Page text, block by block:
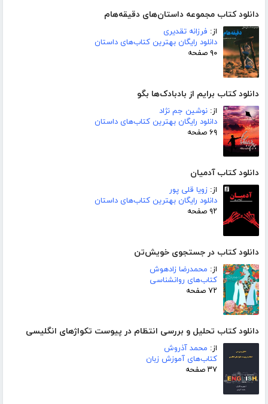
دانلود کتاب مجموعه داستان‌های دقیقه‌هام
از: فرزانه تقدیری
دانلود رایگان بهترین کتاب‌های داستان
۹۰ صفحه
دانلود کتاب برایم از بادبادک‌ها بگو
از: نوشین جم نژاد
دانلود رایگان بهترین کتاب‌های داستان
۶۹ صفحه
دانلود کتاب آدمیان
از: زویا قلی پور
دانلود رایگان بهترین کتاب‌های داستان
۹۲ صفحه
دانلود کتاب در جستجوی خویش‌تن
از: محمدرضا زادهوش
کتاب‌های روانشناسی
۷۲ صفحه
دانلود کتاب تحلیل و بررسی انتظام در پیوست تکواژهای انگلیسی
از: محمد آذروش
کتاب‌های آموزش زبان
۳۷ صفحه